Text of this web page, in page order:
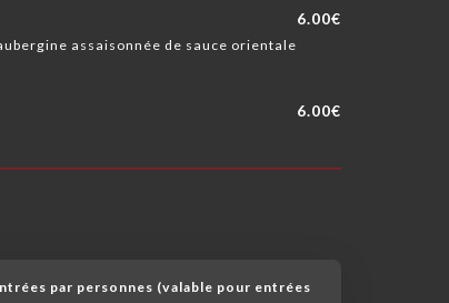
6.00€
assaisonnée de sauce orientale
6.00€
par personnes (valable pour entrées